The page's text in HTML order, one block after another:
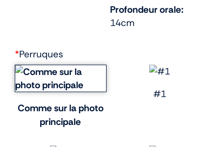
Profondeur orale:
14cm
*Perruques
Comme sur la photo
principale
#1